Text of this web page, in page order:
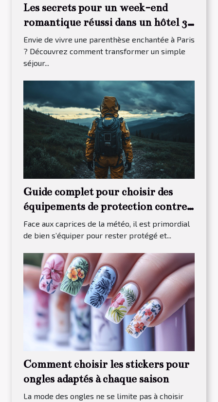
Les secrets pour un week-end
romantique réussi dans un hôtel 3
étoiles à Paris 13
Envie de vivre une parenthèse enchantée à Paris
? Découvrez comment transformer un simple
séjour...
Guide complet pour choisir des
équipements de protection contre
les intempéries
Face aux caprices de la météo, il est primordial
de bien s’équiper pour rester protégé et...
Comment choisir les stickers pour
ongles adaptés à chaque saison
La mode des ongles ne se limite pas à choisir